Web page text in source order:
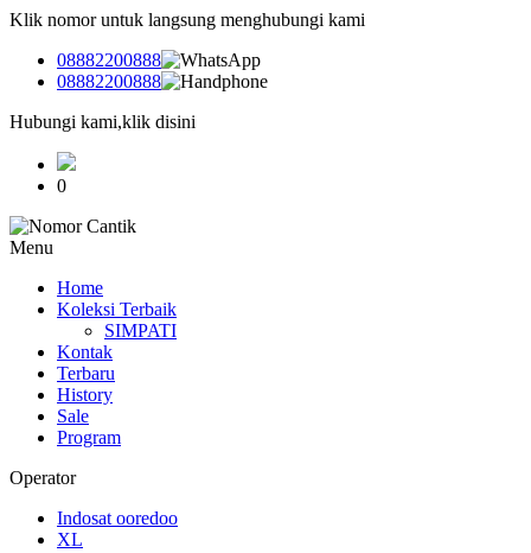
Klik nomor untuk langsung menghubungi kami
08882200888
08882200888
Hubungi kami,klik disini
0
Menu
Home
Koleksi Terbaik
SIMPATI
Kontak
Terbaru
History
Sale
Program
Operator
Indosat ooredoo
XL